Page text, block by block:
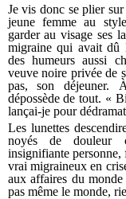
Je vis donc se plier
jeune femme au
garder au visage ses
migraine qui avait dû
des humeurs aussi
veuve noire privée de
pas, son déjeuner.
dépossède de tout. «
lançai-je pour
Les lunettes
noyés de douleur
insignifiante personne,
vrai migraineux en
aux affaires du
pas même le monde,